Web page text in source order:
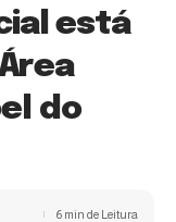
está
do
6 min de Leitura